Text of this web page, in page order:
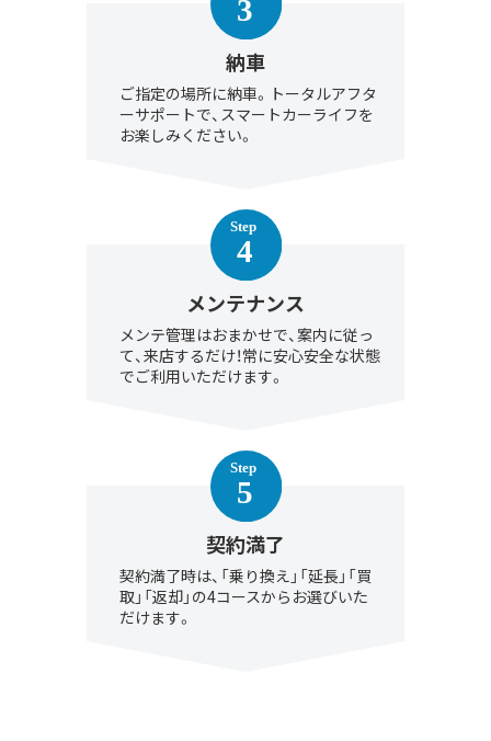
納車
ご指定の場所に納車。トータルアフタ
ーサポートで、スマートカーライフを
お楽しみください。
メンテナンス
メンテ管理はおまかせで、案内に従っ
て、来店するだけ！常に安心安全な状態
でご利用いただけます。
契約満了
契約満了時は、「乗り換え」「延長」「買
取」「返却」の4コースからお選びいた
だけます。